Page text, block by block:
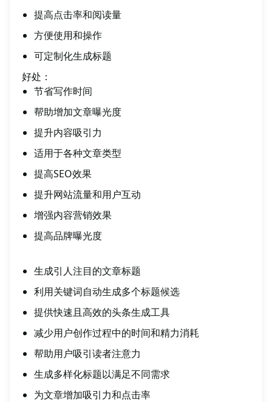
提高点击率和阅读量
方便使用和操作
可定制化生成标题
好处：
节省写作时间
帮助增加文章曝光度
提升内容吸引力
适用于各种文章类型
提高SEO效果
提升网站流量和用户互动
增强内容营销效果
提高品牌曝光度
生成引人注目的文章标题
利用关键词自动生成多个标题候选
提供快速且高效的头条生成工具
减少用户创作过程中的时间和精力消耗
帮助用户吸引读者注意力
生成多样化标题以满足不同需求
为文章增加吸引力和点击率